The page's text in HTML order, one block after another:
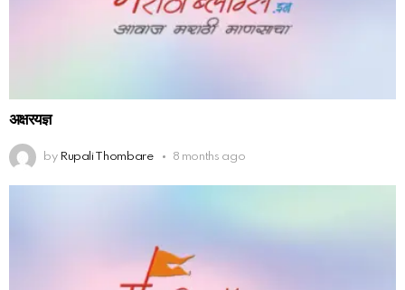
अक्षरयज्ञ
by Rupali Thombare 8 months ago